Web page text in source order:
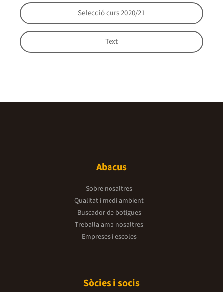
Selecció curs 2020/21
Text
Abacus
Sobre nosaltres
Qualitat i medi ambient
Buscador de botigues
Treballa amb nosaltres
Empreses i escoles
Sòcies i socis